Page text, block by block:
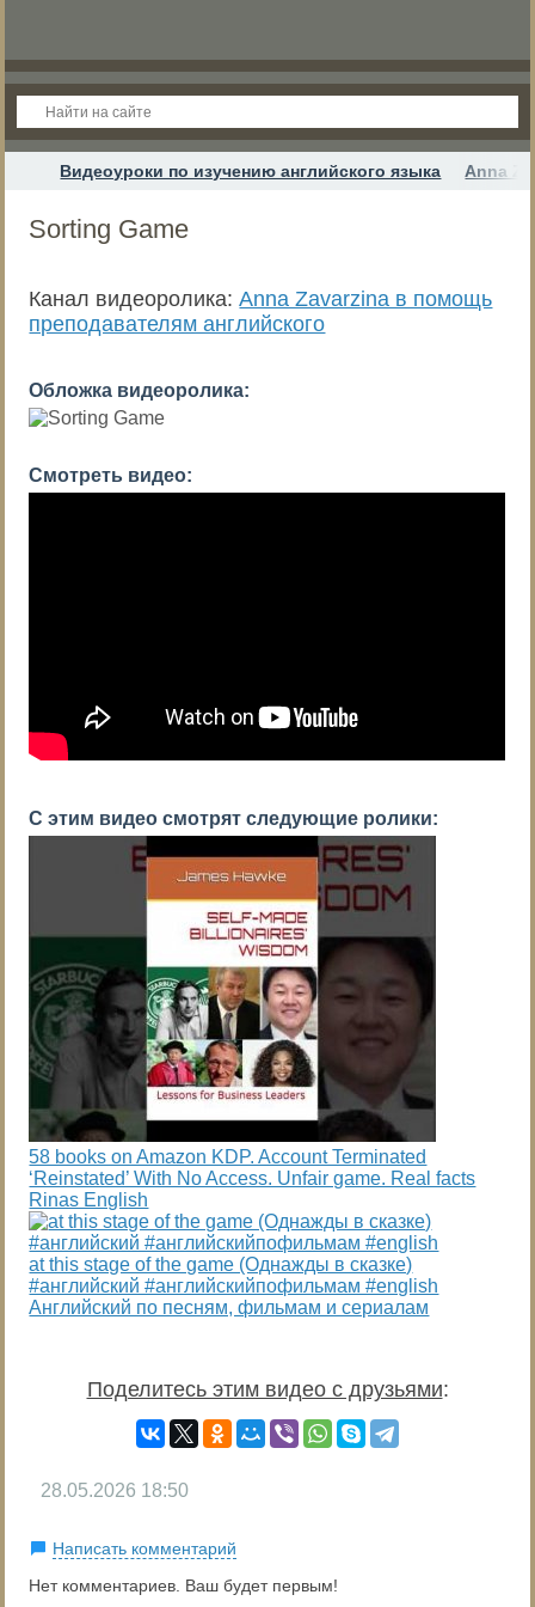
Видеоуроки по изучению английского языка Anna
Sorting Game
Канал видеоролика:Anna Zavarzina в помощь
преподавателям английского
Обложка видеоролика:
Смотреть видео:
С этим видео смотрят следующие ролики:
58 books on Amazon KDP. Account Terminated
‘Reinstated’ With No Access. Unfair game. Real facts
Rinas English
at this stage of the game (Однажды в сказке)
#английский #английскийпофильмам #english
Английский по песням, фильмам и сериалам
Поделитесь этим видео с друзьями:
28.05.2026 18:50
Написать комментарий
Нет комментариев. Ваш будет первым!